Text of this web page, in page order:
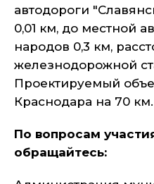
автодороги
0,01 км, до местной
народов 0,3 км,
железнодорожной
Проектируемый
Краснодара на 70 км.
По вопросам
обращайтесь: